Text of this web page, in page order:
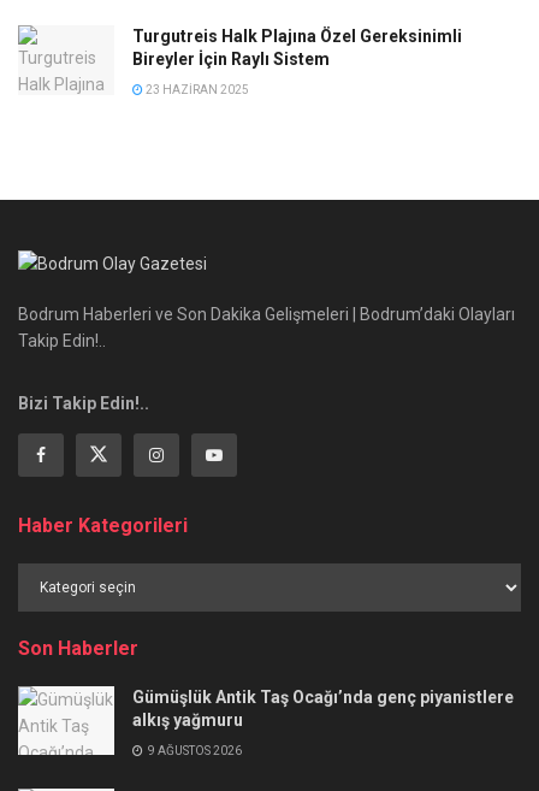
Turgutreis Halk Plajına Özel Gereksinimli
Bireyler İçin Raylı Sistem
23 HAZIRAN 2025
Bodrum Haberleri ve Son Dakika Gelişmeleri | Bodrum’daki Olayları
Takip Edin!..
Bizi Takip Edin!..
Haber Kategorileri
Kategorileri
Son Haberler
Gümüşlük Antik Taş Ocağı’nda genç piyanistlere
alkış yağmuru
9 AĞUSTOS 2026